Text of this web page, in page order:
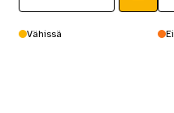
Vähissä